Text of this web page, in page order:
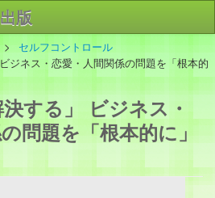
版
事業案内
合わせ
セルフコントロール
ジネス・恋愛・人間関係の問題を「根本的
決する」 ビジネス・
問題を「根本的に」